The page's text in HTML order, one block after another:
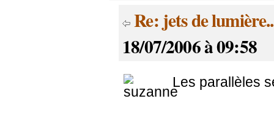
Re: jets de
18/07/2006 à 09:58
Les parallèles